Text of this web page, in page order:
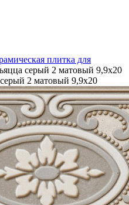
плитка для
серый 2 матовый 9,9x20
2 матовый 9,9x20